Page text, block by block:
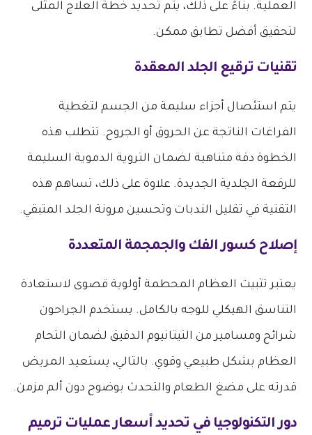
العملية. بناءً على ذلك، يتم تحديد خطة العلاج المثلى
لتحقيق أفضل تطابق ممكن.
تقنيات ترقيع الجلد المعقدة
يتم استئصال أجزاء سليمة من الجسم لتغطية
الفراغات الناتجة عن الحروق أو الجروح. تتطلب هذه
الخطوة دقة متناهية لضمان التروية الدموية السليمة
للرقعة الجلدية الجديدة. علاوة على ذلك، تساهم هذه
التقنية في تقليل الندبات وتحسين مرونة الجلد المتبقي.
إصلاح كسور الفك والجمجمة المتعددة
يعتبر تثبيت العظام المحطمة أولوية قصوى لاستعادة
التناسق الهيكلي للوجه بالكامل. يستخدم الجراحون
شرائح ومسامير من التيتانيوم الدقيق لضمان التحام
العظام بشكل طبيعي وقوي. بالتالي، يستعيد المريض
قدرته على مضغ الطعام والتحدث بوضوح دون ألم مزمن.
دور التكنولوجيا في تحديد أسعار عمليات ترميم